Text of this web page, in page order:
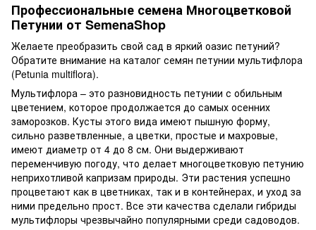
Профессиональные семена Многоцветковой
Петунии от SemenaShop
Желаете преобразить свой сад в яркий оазис петуний?
Обратите внимание на каталог семян петунии мультифлора
(Petunia multiflora).
Мультифлора – это разновидность петунии с обильным
цветением, которое продолжается до самых осенних
заморозков. Кусты этого вида имеют пышную форму,
сильно разветвленные, а цветки, простые и махровые,
имеют диаметр от 4 до 8 см. Они выдерживают
переменчивую погоду, что делает многоцветковую петунию
неприхотливой капризам природы. Эти растения успешно
процветают как в цветниках, так и в контейнерах, и уход за
ними предельно прост. Все эти качества сделали гибриды
мультифлоры чрезвычайно популярными среди садоводов.